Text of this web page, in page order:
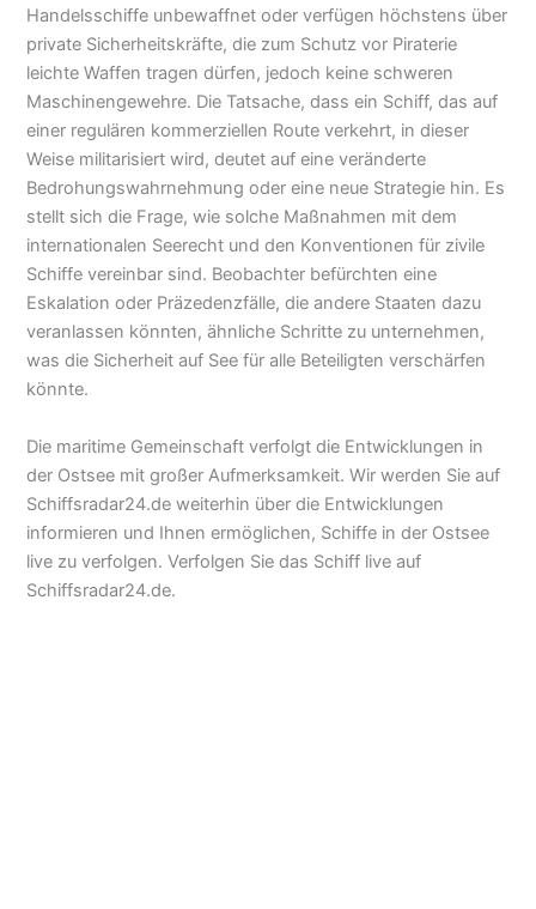
Handelsschiffe unbewaffnet oder verfügen höchstens über
private Sicherheitskräfte, die zum Schutz vor Piraterie
leichte Waffen tragen dürfen, jedoch keine schweren
Maschinengewehre. Die Tatsache, dass ein Schiff, das auf
einer regulären kommerziellen Route verkehrt, in dieser
Weise militarisiert wird, deutet auf eine veränderte
Bedrohungswahrnehmung oder eine neue Strategie hin. Es
stellt sich die Frage, wie solche Maßnahmen mit dem
internationalen Seerecht und den Konventionen für zivile
Schiffe vereinbar sind. Beobachter befürchten eine
Eskalation oder Präzedenzfälle, die andere Staaten dazu
veranlassen könnten, ähnliche Schritte zu unternehmen,
was die Sicherheit auf See für alle Beteiligten verschärfen
könnte.
Die maritime Gemeinschaft verfolgt die Entwicklungen in
der Ostsee mit großer Aufmerksamkeit. Wir werden Sie auf
Schiffsradar24.de weiterhin über die Entwicklungen
informieren und Ihnen ermöglichen, Schiffe in der Ostsee
live zu verfolgen. Verfolgen Sie das Schiff live auf
Schiffsradar24.de.